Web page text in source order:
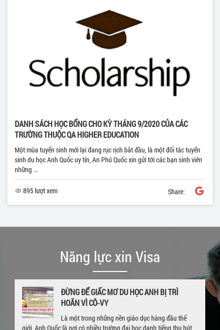
DANH SÁCH HỌC BỔNG CHO KỲ THÁNG 9/2020 CỦA CÁC
TRƯỜNG THUỘC QA HIGHER EDUCATION
Một mùa tuyển sinh mới lại đang rục rịch bắt đầu, là một đối tác tuyển
sinh du học Anh Quốc uy tín, An Phú Quốc xin gửi tới các bạn sinh viên
những ...
895 lượt xem Share:
Năng lực xin Visa
ĐỪNG ĐỂ GIẤC MƠ DU HỌC ANH BỊ TRÌ
HOÃN VÌ CÔ-VY
Là một trong những nền giáo dục hàng đầu thế
giới, Anh Quốc là nơi có nhiều trường đại học danh tiếng thu hút